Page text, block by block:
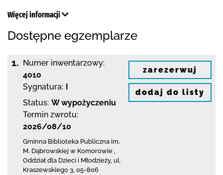
Więcej informacji
Dostępne egzemplarze
1. Numer inwentarzowy:
4010
Sygnatura: I
Status: W wypożyczeniu
Termin zwrotu:
2026/08/10
Gminna Biblioteka Publiczna im.
M. Dąbrowskiej w Komorowie
Oddział dla Dzieci i Młodzieży, ul.
Kraszewskiego 3 05-806
zarezerwuj
dodaj do listy